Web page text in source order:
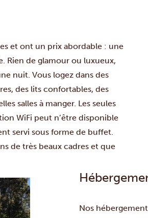
et ont un prix abordable : une
Rien de glamour ou luxueux,
nuit. Vous logez dans des
des lits confortables, des
salles à manger. Les seules
WiFi peut n’être disponible
servi sous forme de buffet.
de très beaux cadres et que
Nos